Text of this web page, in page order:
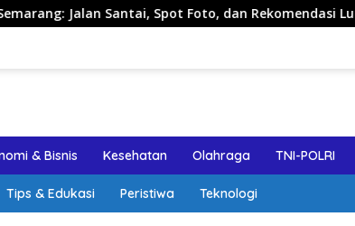
Santai, Spot Foto, dan Rekomendasi Lumpia
& Bisnis Kesehatan Olahraga TNI-POLRI
Tips & Edukasi Peristiwa Teknologi